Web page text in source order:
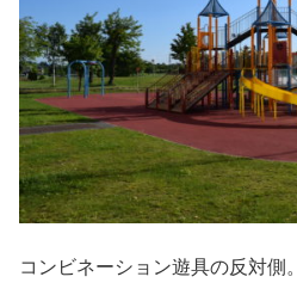
コンビネーション遊具の反対側。